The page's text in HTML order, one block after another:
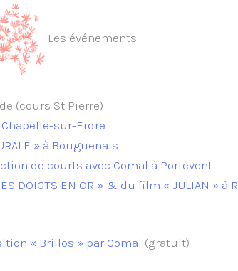
Les événements
(cours St Pierre)
Chapelle-sur-Erdre
» à Bouguenais
de courts avec Comal à Portevent
DOIGTS EN OR » & du film « JULIAN » à
« Brillos » par Comal (gratuit)